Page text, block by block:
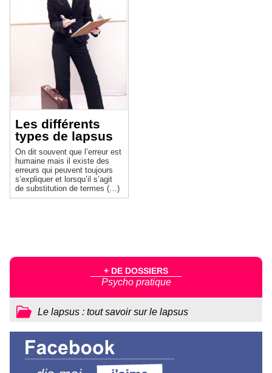
Les différents
types de lapsus
On dit souvent que l’erreur est
humaine mais il existe des
erreurs qui peuvent toujours
s’expliquer et lorsqu’il s’agit
de substitution de termes (…)
+ DE DOSSIERS
Psycho pratique
Le lapsus : tout savoir sur le lapsus